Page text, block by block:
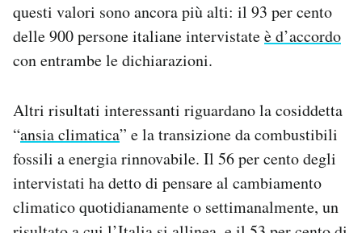
questi valori sono ancora più alti: il 93 per cento
delle 900 persone italiane intervistateè d’accordo
con entrambe le dichiarazioni.
Altri risultati interessanti riguardano la cosiddetta
“ansia climatica” e la transizione da combustibili
fossili a energia rinnovabile. Il 56 per cento degli
intervistati ha detto di pensare al cambiamento
climatico quotidianamente o settimanalmente, un